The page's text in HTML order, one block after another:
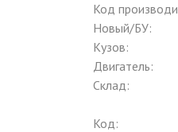
Код
Новый/БУ:
Кузов:
Двигатель:
Склад:
Код: